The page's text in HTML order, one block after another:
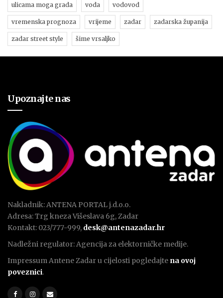
ulicama moga grada voda vodovod
vremenska prognoza vrijeme zadar zadarska županija
zadar street style šime vrsaljko
Upoznajte nas
Nakladnik: ANTENA PORTAL j.d.o.o.
Adresa: Trg kneza Višeslava 6g, Zadar
Kontakt: 023/777-999, desk@antenazadar.hr
Nadležni regulator: Agencija za elektorničke medije.
Impressum Antene Zadar u cijelosti pogledajte na ovoj
poveznici.